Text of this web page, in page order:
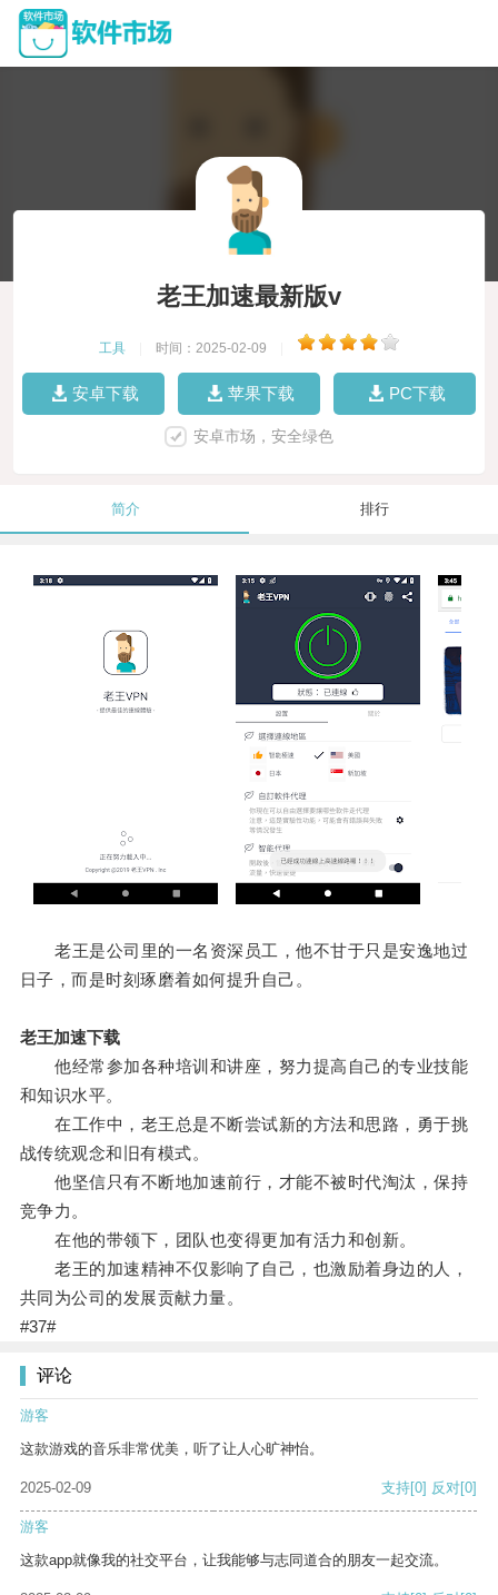
老王加速最新版v
工具 时间：2025-02-09
安卓下载 苹果下载 PC下载
安卓市场，安全绿色
简介 排行
老王是公司里的一名资深员工，他不甘于只是安逸地过
日子，而是时刻琢磨着如何提升自己。
老王加速下载
他经常参加各种培训和讲座，努力提高自己的专业技能
和知识水平。
在工作中，老王总是不断尝试新的方法和思路，勇于挑
战传统观念和旧有模式。
他坚信只有不断地加速前行，才能不被时代淘汰，保持
竞争力。
在他的带领下，团队也变得更加有活力和创新。
老王的加速精神不仅影响了自己，也激励着身边的人，
共同为公司的发展贡献力量。
#37#
评论
游客
这款游戏的音乐非常优美，听了让人心旷神怡。
2025-02-09 支持[0] 反对[0]
游客
这款app就像我的社交平台，让我能够与志同道合的朋友一起交流。